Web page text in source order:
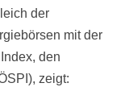
der
mit der
den
zeigt: